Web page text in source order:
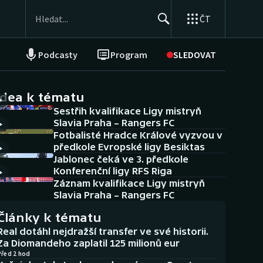
ČT
Podcasty Program SLEDOVAT
NEPŘEHLÉDNĚTE
Historické návraty
Aplikace ČT sport
AZ kvíz
k tématu
Sestřih kvalifikace Ligy mistryň
Slavia Praha – Rangers FC
Fotbalisté Hradce Králové vyzvou v
předkole Evropské ligy Besiktas
Jablonec čeká ve 3. předkole
Konferenční ligy RFS Riga
Záznam kvalifikace Ligy mistryň
Slavia Praha – Rangers FC
k tématu
dotáhl nejdražší transfer ve své historii.
Diomandeho zaplatil 125 milionů eur
2 hod